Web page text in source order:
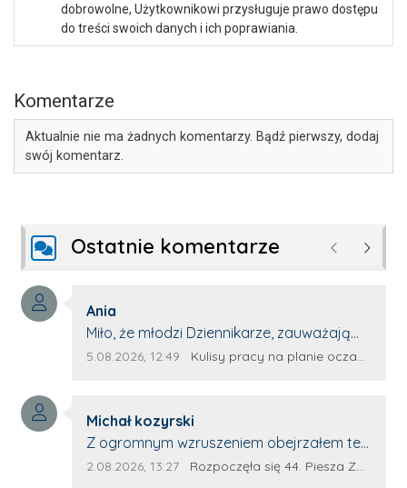
dobrowolne, Użytkownikowi przysługuje prawo dostępu
do treści swoich danych i ich poprawiania.
Komentarze
Aktualnie nie ma żadnych komentarzy. Bądź pierwszy, dodaj
swój komentarz.
Ostatnie komentarze Poprzednie
Autor komentarza:
Ania
Treść komentarza:
Miło, że młodzi Dziennikarze, zauważają
młode talenty, które dopiero wkraczają
z nim wywiad, który przeprowadzi Pan
Artur.
Data dodania komentarza:
5.08.2026, 12:49 Źródło komentarza:
Kulisy pracy na planie oczami młodego filmowca
Autor komentarza:
Michał kozyrski
Treść komentarza:
Z ogromnym wzruszeniem obejrzałem ten
materiał. ❤️ Jestem naprawdę dumny z
Data dodania komentarza:
2.08.2026, 13:27 Źródło komentarza:
Rozpoczęła się 44. Piesza Zamojsko-Lubaczowska Pielgrzymka na Jasną Górę!